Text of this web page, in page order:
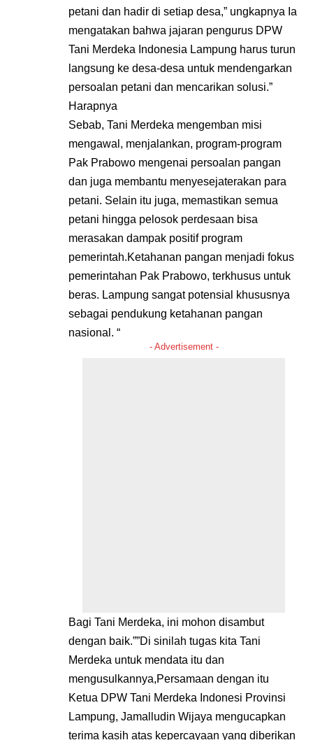
petani dan hadir di setiap desa,” ungkapnya Ia
mengatakan bahwa jajaran pengurus DPW
Tani Merdeka Indonesia Lampung harus turun
langsung ke desa-desa untuk mendengarkan
persoalan petani dan mencarikan solusi.”
Harapnya
Sebab, Tani Merdeka mengemban misi
mengawal, menjalankan, program-program
Pak Prabowo mengenai persoalan pangan
dan juga membantu menyesejaterakan para
petani. Selain itu juga, memastikan semua
petani hingga pelosok perdesaan bisa
merasakan dampak positif program
pemerintah.Ketahanan pangan menjadi fokus
pemerintahan Pak Prabowo, terkhusus untuk
beras. Lampung sangat potensial khususnya
sebagai pendukung ketahanan pangan
nasional. “
- Advertisement -
Bagi Tani Merdeka, ini mohon disambut
dengan baik.””Di sinilah tugas kita Tani
Merdeka untuk mendata itu dan
mengusulkannya,Persamaan dengan itu
Ketua DPW Tani Merdeka Indonesi Provinsi
Lampung, Jamalludin Wijaya mengucapkan
terima kasih atas kepercayaan yang diberikan